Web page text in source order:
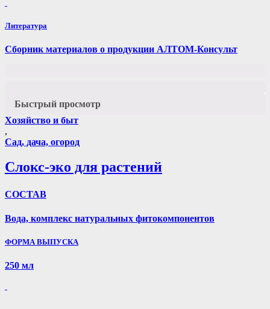
Литература
Сборник материалов о продукции АЛТОМ-Консульт
Быстрый просмотр
Хозяйство и быт
,
Сад, дача, огород
Слокс-эко для растений
СОСТАВ
Вода, комплекс натуральных фитокомпонентов
ФОРМА ВЫПУСКА
250 мл